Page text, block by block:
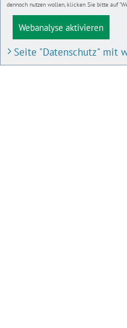
dennoch nutzen wollen, klicken Sie bitte auf
Webanalyse aktivieren
Seite "Datenschutz" mit